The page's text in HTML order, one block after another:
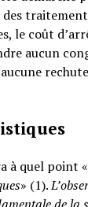
des
le coût
aucun
à quel point «
» (1).